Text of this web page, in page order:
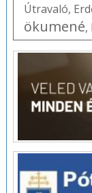
Útravaló,
ökumené,